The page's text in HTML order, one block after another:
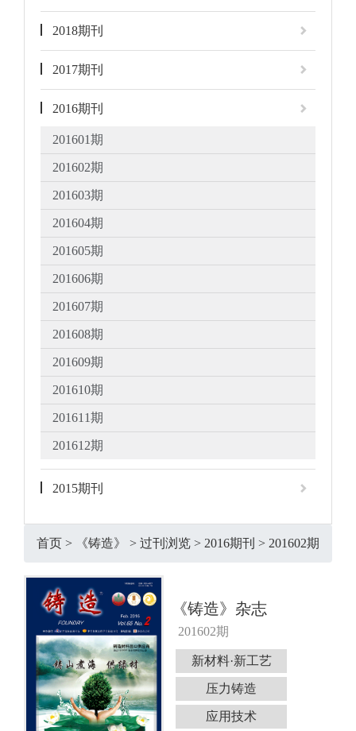
2018期刊
2017期刊
2016期刊
201601期
201602期
201603期
201604期
201605期
201606期
201607期
201608期
201609期
201610期
201611期
201612期
2015期刊
首页 > 《铸造》 > 过刊浏览 > 2016期刊 > 201602期
《铸造》杂志
201602期
新材料·新工艺
压力铸造
应用技术